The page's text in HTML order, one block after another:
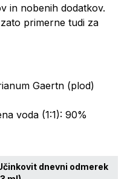
in nobenih dodatkov.
primerne tudi za
Gaertn (plod)
voda (1:1): 90%
dnevni odmerek